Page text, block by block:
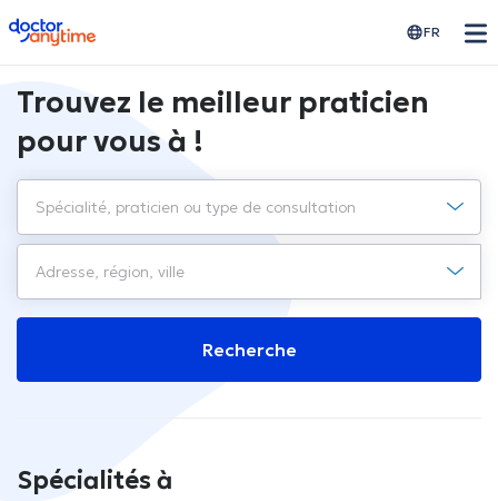
doctoranytime FR
Trouvez le meilleur praticien
pour vous à !
Recherche
Spécialités à